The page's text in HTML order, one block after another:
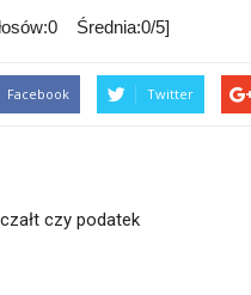
Średnia:0/5]
Facebook Twitter
czy podatek